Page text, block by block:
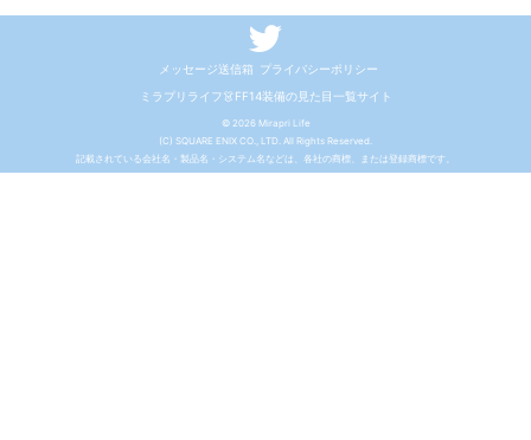
メッセージ送信箱 プライバシーポリシー
ミラプリライフ👗FF14装備の見た目一覧サイト
© 2026 Mirapri Life
(C) SQUARE ENIX CO., LTD. All Rights Reserved.
記載されている会社名・製品名・システム名などは、各社の商標、または登録商標です。